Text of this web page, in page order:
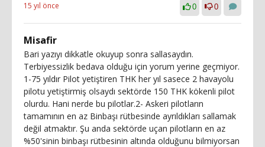
15 yıl önce 0 0
Misafir
Bari yazıyı dikkatle okuyup sonra sallasaydın.
Terbiyessizlik bedava olduğu için yorum yerine geçmiyor.
1-75 yıldır Pilot yetiştiren THK her yıl sasece 2 havayolu
pilotu yetiştirmiş olsaydı sektörde 150 THK kökenli pilot
olurdu. Hani nerde bu pilotlar.2- Askeri pilotların
tamamının en az Binbaşı rütbesinde ayrıldıkları sallamak
değil atmaktır. Şu anda sektörde uçan pilotların en az
%50'sinin binbaşı rütbesinin altında olduğunu bilmiyorsan